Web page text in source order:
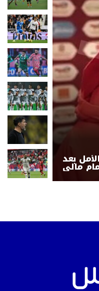
بعد
مالي